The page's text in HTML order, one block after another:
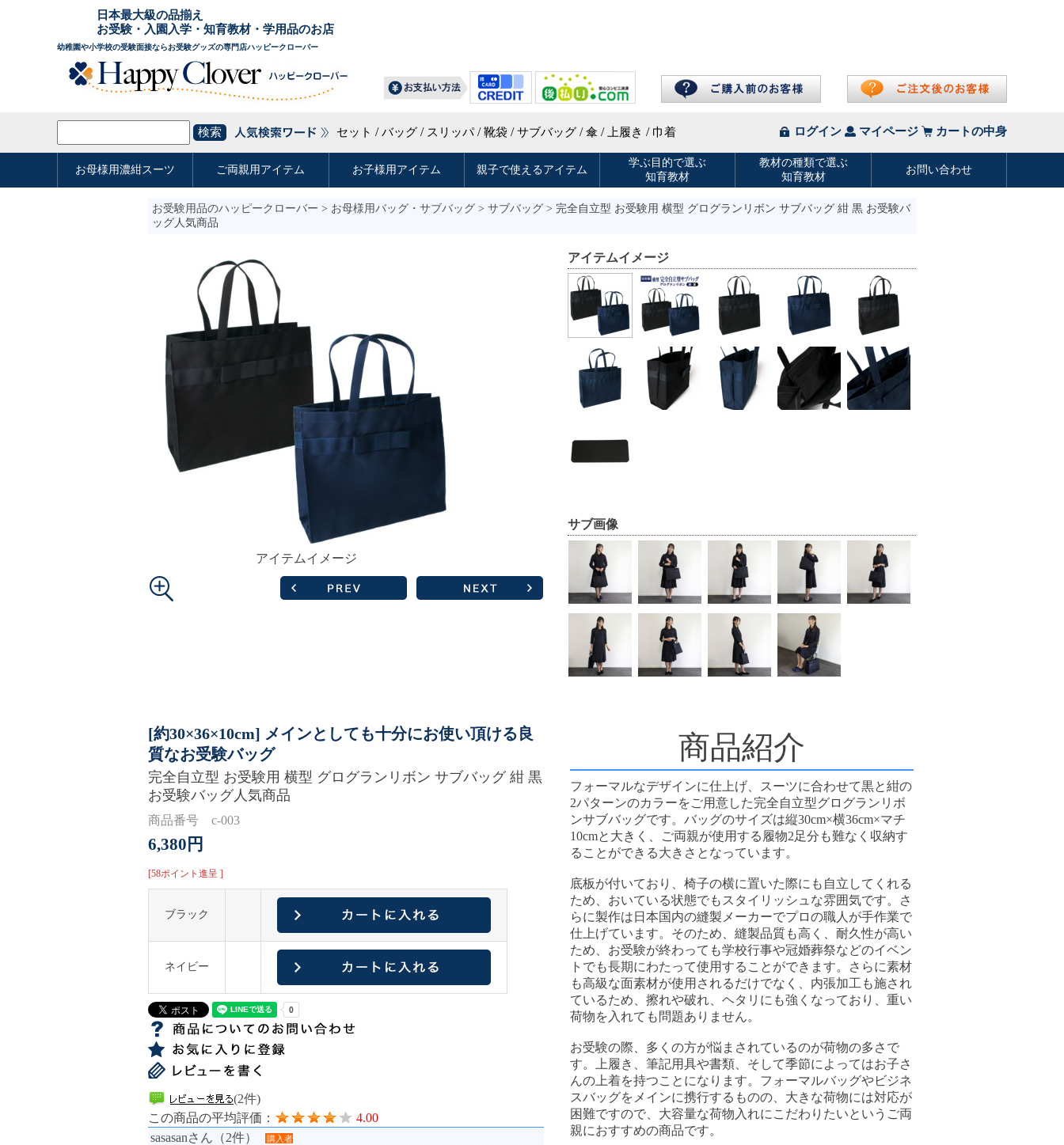
お受験用品のハッピークローバー > お母様用バッグ・サブバッグ > サブバッグ > 完全自立型 お受験用 横型 グログランリボン サブバッグ 紺 黒 お受験バ
ッグ人気商品
アイテムイメージ
サブ画像
アイテムイメージ
商品紹介
フォーマルなデザインに仕上げ、スーツに合わせて黒と紺の
2パターンのカラーをご用意した完全自立型グログランリボ
ンサブバッグです。バッグのサイズは縦30cm×横36cm×マチ
10cmと大きく、ご両親が使用する履物2足分も難なく収納す
ることができる大きさとなっています。
底板が付いており、椅子の横に置いた際にも自立してくれる
ため、おいている状態でもスタイリッシュな雰囲気です。さ
らに製作は日本国内の縫製メーカーでプロの職人が手作業で
仕上げています。そのため、縫製品質も高く、耐久性が高い
ため、お受験が終わっても学校行事や冠婚葬祭などのイベン
トでも長期にわたって使用することができます。さらに素材
も高級な面素材が使用されるだけでなく、内張加工も施され
ているため、擦れや破れ、ヘタリにも強くなっており、重い
荷物を入れても問題ありません。
お受験の際、多くの方が悩まされているのが荷物の多さで
す。上履き、筆記用具や書類、そして季節によってはお子さ
んの上着を持つことになります。フォーマルバッグやビジネ
スバッグをメインに携行するものの、大きな荷物には対応が
困難ですので、大容量な荷物入れにこだわりたいというご両
親におすすめの商品です。
[約30×36×10cm] メインとしても十分にお使い頂ける良
質なお受験バッグ
完全自立型 お受験用 横型 グログランリボン サブバッグ 紺 黒
お受験バッグ人気商品
商品番号 c-003
6,380円
[58ポイント進呈 ]
ブラック
ネイビー
(2件)
この商品の平均評価：
4.00
sasasanさん（2件）
購入者